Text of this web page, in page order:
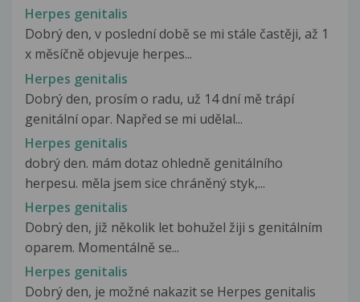
Herpes genitalis
Dobrý den, v poslední době se mi stále častěji, až 1
x měsíčně objevuje herpes...
Herpes genitalis
Dobrý den, prosím o radu, už 14 dní mě trápí
genitální opar. Napřed se mi udělal...
Herpes genitalis
dobrý den. mám dotaz ohledně genitálního
herpesu. měla jsem sice chráněný styk,...
Herpes genitalis
Dobrý den, již několik let bohužel žiji s genitálním
oparem. Momentálně se...
Herpes genitalis
Dobrý den, je možné nakazit se Herpes genitalis